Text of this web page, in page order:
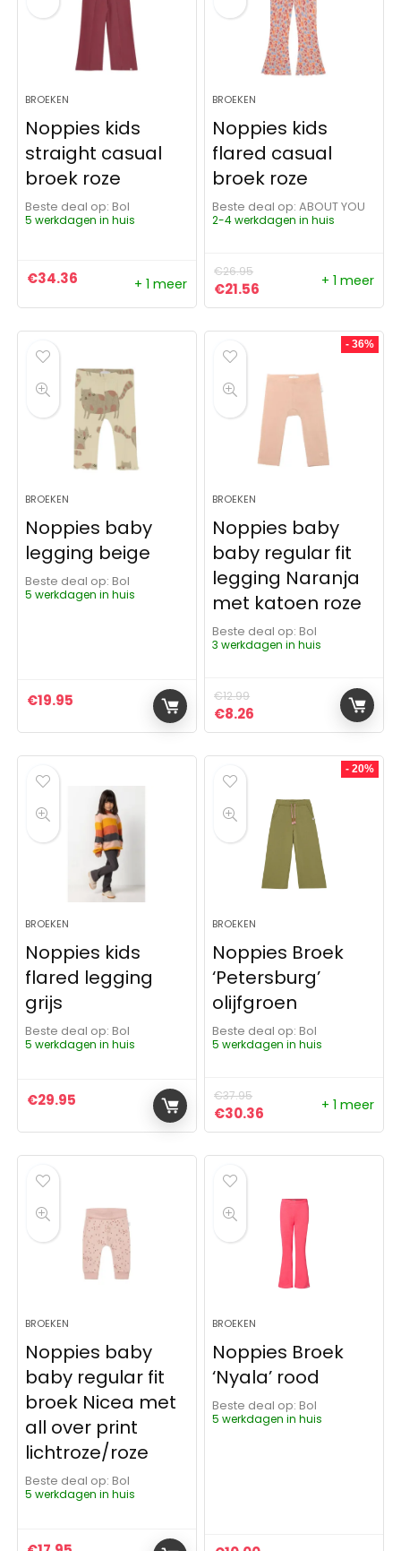
BROEKEN
Noppies kids
straight casual
broek roze
Beste deal op:
Bol
5 werkdagen in huis
€34.36 + 1 meer
BROEKEN
Noppies kids
flared casual
broek roze
Beste deal op:
ABOUT YOU
2-4 werkdagen in huis
€26.95
Oorspronkelijke prijs was:
€21.56 Huidige prijs is:
+ 1 meer
BROEKEN
Noppies baby
legging beige
Beste deal op:
Bol
5 werkdagen in huis
€19.95
- 36%
BROEKEN
Noppies baby
baby regular fit
legging Naranja
met katoen roze
Beste deal op:
Bol
3 werkdagen in huis
€12.99
Oorspronkelijke prijs was:
€8.26 Huidige prijs is:
BROEKEN
Noppies kids
flared legging
grijs
Beste deal op:
Bol
5 werkdagen in huis
€29.95
- 20%
BROEKEN
Noppies Broek
‘Petersburg’
olijfgroen
Beste deal op:
Bol
5 werkdagen in huis
€37.95
Oorspronkelijke prijs was:
€30.36 Huidige prijs is:
+ 1 meer
BROEKEN
Noppies baby
baby regular fit
broek Nicea met
all over print
lichtroze/roze
Beste deal op:
Bol
5 werkdagen in huis
BROEKEN
Noppies Broek
‘Nyala’ rood
Beste deal op:
Bol
5 werkdagen in huis